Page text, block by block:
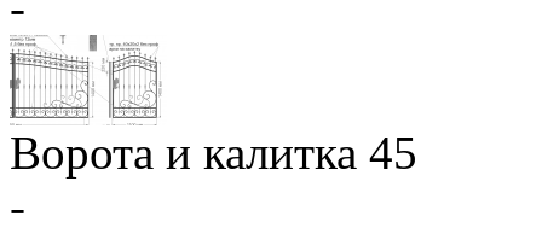
Ворота и калитка 45
-